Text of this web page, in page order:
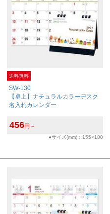
送料無料
SW-130
【卓上】ナチュラルカラーデスク
名入れカレンダー
456円～
●サイズ(mm)：155×180